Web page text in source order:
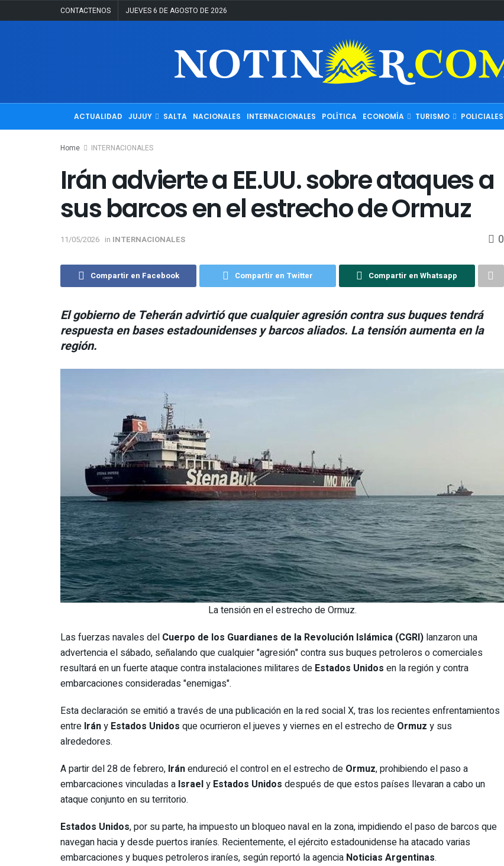
CONTACTENOS JUEVES 6 DE AGOSTO DE 2026
ACTUALIDAD JUJUY SALTA NACIONALES INTERNACIONALES POLÍTICA ECONOMÍA TURISMO POLICIALES
Home INTERNACIONALES
Irán advierte a EE.UU. sobre ataques a
sus barcos en el estrecho de Ormuz
11/05/2026 in INTERNACIONALES 0
Compartir en Facebook Compartir en Twitter Compartir en Whatsapp
El gobierno de Teherán advirtió que cualquier agresión contra sus buques tendrá
respuesta en bases estadounidenses y barcos aliados. La tensión aumenta en la
región.
La tensión en el estrecho de Ormuz.
Las fuerzas navales del Cuerpo de los Guardianes de la Revolución Islámica (CGRI) lanzaron una
advertencia el sábado, señalando que cualquier "agresión" contra sus buques petroleros o comerciales
resultará en un fuerte ataque contra instalaciones militares de Estados Unidos en la región y contra
embarcaciones consideradas "enemigas".
Esta declaración se emitió a través de una publicación en la red social X, tras los recientes enfrentamientos
entre Irány Estados Unidos que ocurrieron el jueves y viernes en el estrecho de Ormuz y sus
alrededores.
A partir del 28 de febrero, Iránendureció el control en el estrecho de Ormuz, prohibiendo el paso a
embarcaciones vinculadas a Israely Estados Unidos después de que estos países llevaran a cabo un
ataque conjunto en su territorio.
Estados Unidos, por su parte, ha impuesto un bloqueo naval en la zona, impidiendo el paso de barcos que
navegan hacia y desde puertos iraníes. Recientemente, el ejército estadounidense ha atacado varias
embarcaciones y buques petroleros iraníes, según reportó la agencia Noticias Argentinas.